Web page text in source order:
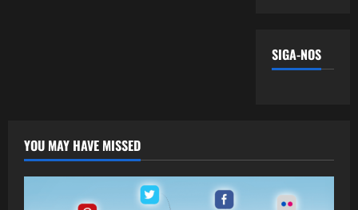
SIGA-NOS
YOU MAY HAVE MISSED